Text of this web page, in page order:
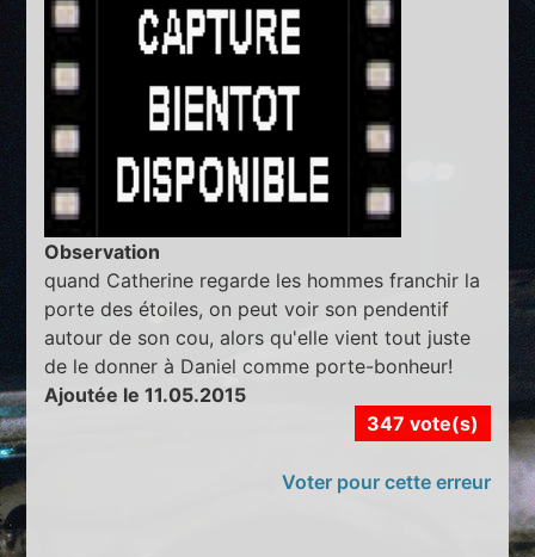
Observation
quand Catherine regarde les hommes franchir la
porte des étoiles, on peut voir son pendentif
autour de son cou, alors qu'elle vient tout juste
de le donner à Daniel comme porte-bonheur!
Ajoutée le 11.05.2015
347 vote(s)
Voter pour cette erreur